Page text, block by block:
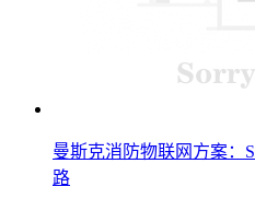
曼斯克消防物联网方案：
路